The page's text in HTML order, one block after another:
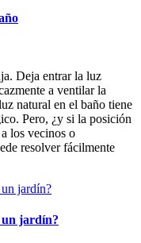
Deja entrar la luz
a ventilar la
natural en el baño tiene
Pero, ¿y si la posición
los vecinos o
resolver fácilmente
un jardín?